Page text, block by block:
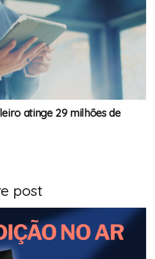
atinge 29 milhões de
post